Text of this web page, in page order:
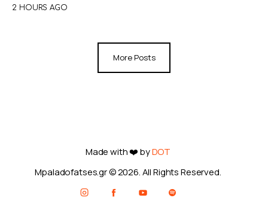
2 HOURS AGO
More Posts
Made with ❤️ byDOT
Mpaladofatses.gr © 2026. All Rights Reserved.